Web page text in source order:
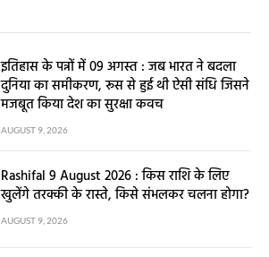
इतिहास के पन्नों में 09 अगस्त : जब भारत ने बदला
दुनिया का समीकरण, रूस से हुई थी ऐसी संधि जिसने
मजबूत किया देश का सुरक्षा कवच
AUGUST 9, 2026
Rashifal 9 August 2026 : किस राशि के लिए
खुलेंगे तरक्की के रास्ते, किसे संभलकर चलना होगा?
AUGUST 9, 2026